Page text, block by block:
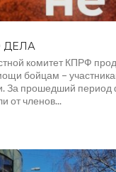
ДЕЛА
комитет КПРФ
бойцам –
За прошедший
от членов...